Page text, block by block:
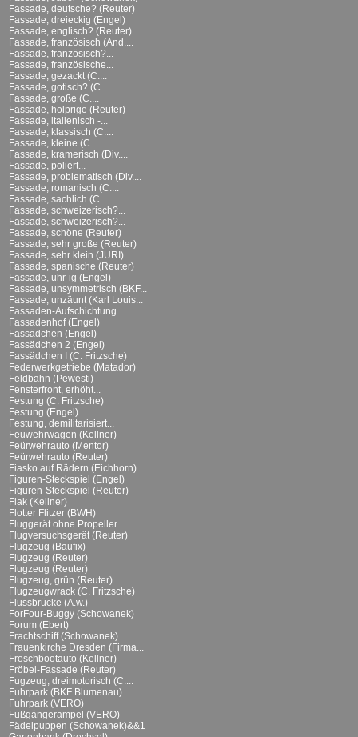
Fassade, deutsche? (Reuter)
Fassade, dreieckig (Engel)
Fassade, englisch? (Reuter)
Fassade, französisch (And....
Fassade, französisch?...
Fassade, französische...
Fassade, gezackt (C....
Fassade, gotisch? (C....
Fassade, große (C....
Fassade, holprige (Reuter)
Fassade, italienisch -...
Fassade, klassisch (C....
Fassade, kleine (C....
Fassade, kramerisch (Div....
Fassade, poliert...
Fassade, problematisch (Div....
Fassade, romanisch (C....
Fassade, sachlich (C....
Fassade, schweizerisch?...
Fassade, schweizerisch?...
Fassade, schöne (Reuter)
Fassade, sehr große (Reuter)
Fassade, sehr klein (JURI)
Fassade, spanische (Reuter)
Fassade, uhr-ig (Engel)
Fassade, unsymmetrisch (BKF...
Fassade, unzäunt (Karl Louis...
Fassaden-Aufschichtung...
Fassadenhof (Engel)
Fassädchen (Engel)
Fassädchen 2 (Engel)
Fassädchen I (C. Fritzsche)
Federwerkgetriebe (Matador)
Feldbahn (Pewesti)
Fensterfront, erhöht...
Festung (C. Fritzsche)
Festung (Engel)
Festung, demilitarisiert...
Feuwehrwagen (Kellner)
Feürwehrauto (Mentor)
Feürwehrauto (Reuter)
Fiasko auf Rädern (Eichhorn)
Figuren-Steckspiel (Engel)
Figuren-Steckspiel (Reuter)
Flak (Kellner)
Flotter Flitzer (BWH)
Fluggerät ohne Propeller...
Flugversuchsgerät (Reuter)
Flugzeug (Baufix)
Flugzeug (Reuter)
Flugzeug (Reuter)
Flugzeug, grün (Reuter)
Flugzeugwrack (C. Fritzsche)
Flussbrücke (A.w.)
ForFour-Buggy (Schowanek)
Forum (Ebert)
Frachtschiff (Schowanek)
Frauenkirche Dresden (Firma...
Froschbootauto (Kellner)
Fröbel-Fassade (Reuter)
Fugzeug, dreimotorisch (C....
Fuhrpark (BKF Blumenau)
Fuhrpark (VERO)
Fußgängerampel (VERO)
Fädelpuppen (Schowanek)&&1